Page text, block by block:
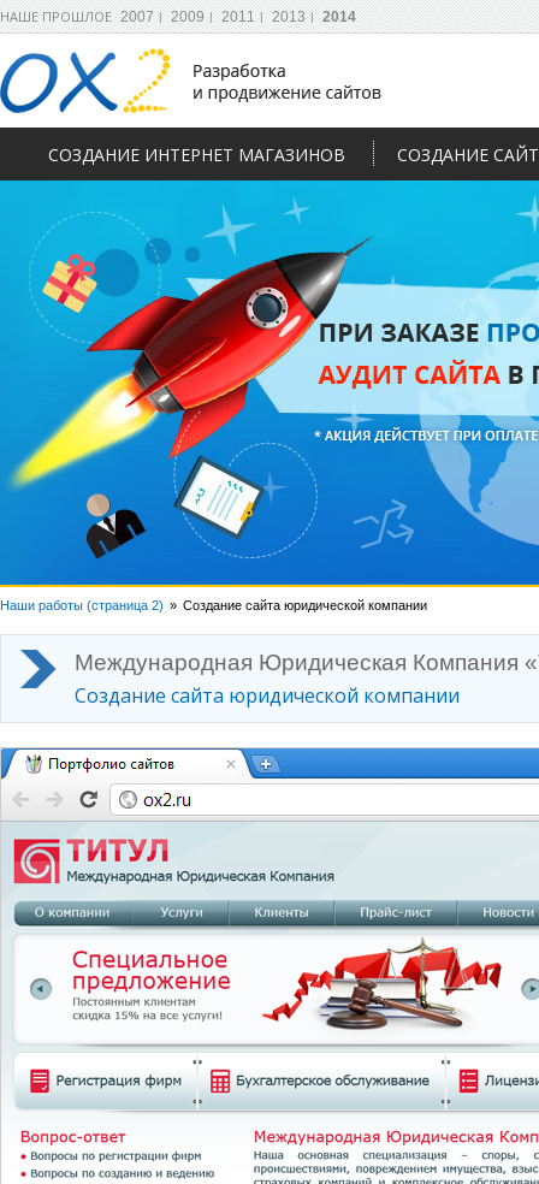
СОЗДАНИЕ ИНТЕРНЕТ МАГАЗИНОВ СОЗДАНИЕ
НАШЕ ПРОШЛОЕ 2007 2009 2011 2013 2014
Наши работы (страница 2) Создание сайта юридической компании
Международная Юридическая Компания
Создание сайта юридической компании